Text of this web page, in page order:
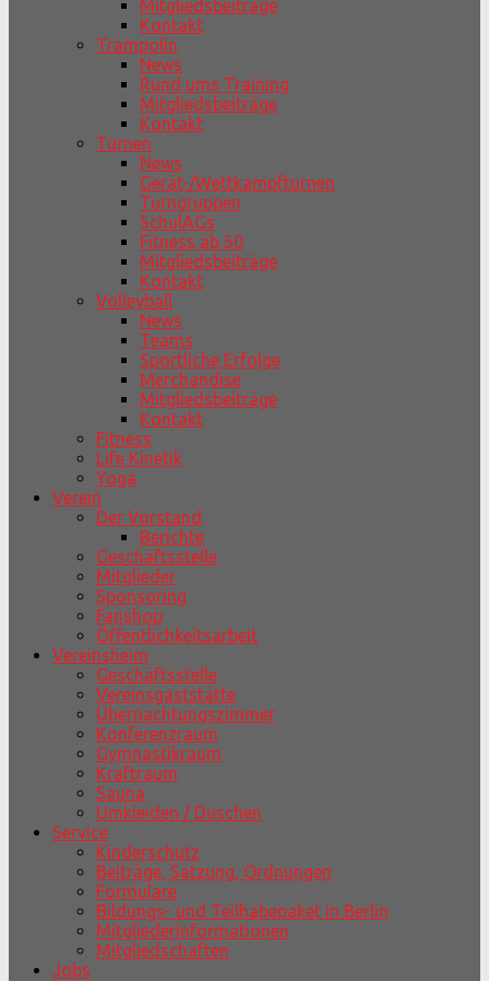
Mitgliedsbeiträge
Kontakt
Trampolin
News
Rund ums Training
Mitgliedsbeiträge
Kontakt
Turnen
News
Gerät-/Wettkampfturnen
Turngruppen
SchulAGs
Fitness ab 50
Mitgliedsbeiträge
Kontakt
Volleyball
News
Teams
Sportliche Erfolge
Merchandise
Mitgliedsbeiträge
Kontakt
Fitness
Life Kinetik
Yoga
Verein
Der Vorstand
Berichte
Geschäftsstelle
Mitglieder
Sponsoring
Fanshop
Öffentlichkeitsarbeit
Vereinsheim
Geschäftsstelle
Vereinsgaststätte
Übernachtungszimmer
Konferenzraum
Gymnastikraum
Kraftraum
Sauna
Umkleiden / Duschen
Service
Kinderschutz
Beiträge, Satzung, Ordnungen
Formulare
Bildungs- und Teilhabepaket in Berlin
Mitgliederinformationen
Mitgliedschaften
Jobs